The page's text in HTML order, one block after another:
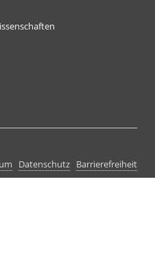
Datenschutz Barrierefreiheit